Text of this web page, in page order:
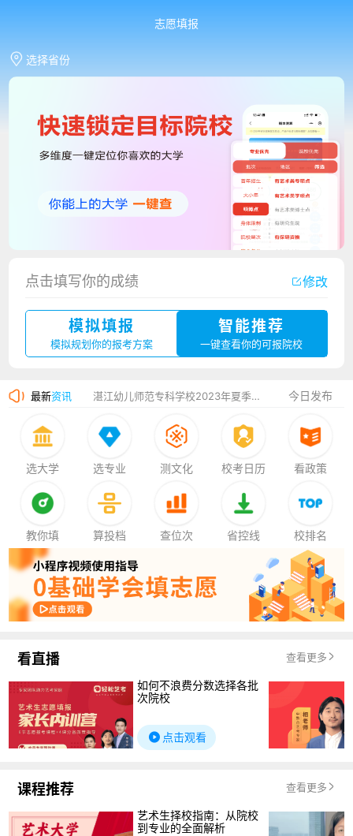
志愿填报
选择省份
点击填写你的成绩 修改
模拟填报
模拟规划你的报考方案
智能推荐
一键查看你的可报院校
最新资讯
厦门大学嘉庚学院2023年艺术类招生简章
湛江幼儿师范专科学校2023年夏季高考招生简章
香港中文大学（深圳）2023年夏季高考招生简章
今日发布
选大学 选专业 测文化 校考日历 看政策
教你填 算投档 查位次 省控线 校排名
看直播 查看更多
如何不浪费分数选择各批
次院校
点击观看
课程推荐 查看更多
艺术生择校指南：从院校
到专业的全面解析